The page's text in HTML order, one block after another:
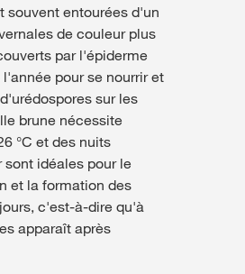
souvent entourées d'un
de couleur plus
par l'épiderme
pour se nourrir et
sur les
brune nécessite
°C et des nuits
idéales pour le
et la formation des
c'est-à-dire qu'à
apparaît après